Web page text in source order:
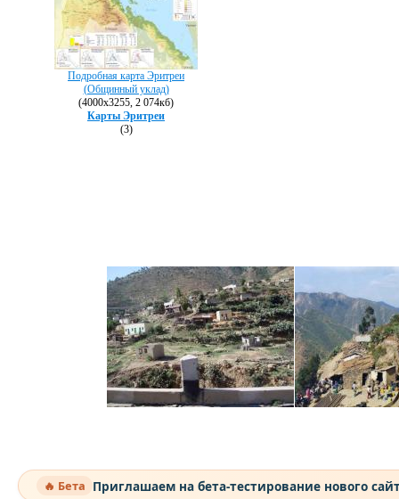
Подробная карта Эритреи
(Общинный уклад)
(4000х3255, 2 074кб)
Карты Эритреи
(3)
🔥 Бета Приглашаем на бета-тестирование нового